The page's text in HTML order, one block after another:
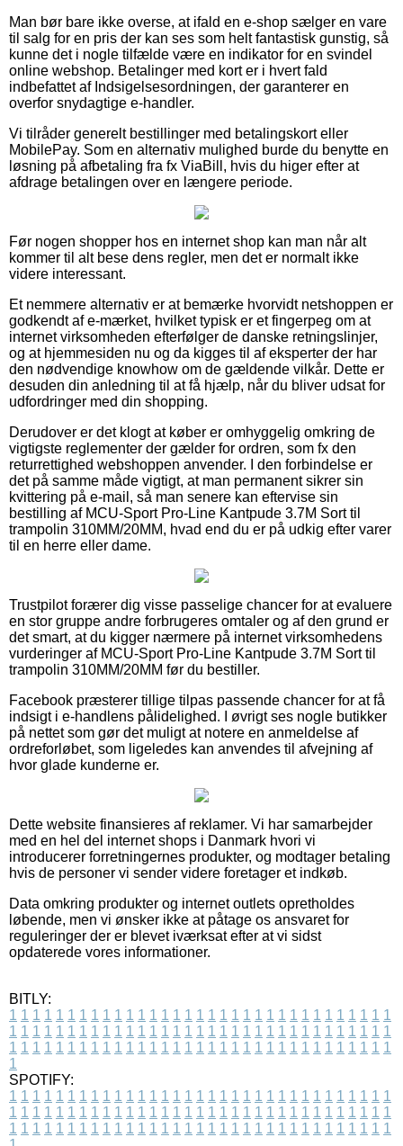
Man bør bare ikke overse, at ifald en e-shop sælger en vare
til salg for en pris der kan ses som helt fantastisk gunstig, så
kunne det i nogle tilfælde være en indikator for en svindel
online webshop. Betalinger med kort er i hvert fald
indbefattet af Indsigelsesordningen, der garanterer en
overfor snydagtige e-handler.
Vi tilråder generelt bestillinger med betalingskort eller
MobilePay. Som en alternativ mulighed burde du benytte en
løsning på afbetaling fra fx ViaBill, hvis du higer efter at
afdrage betalingen over en længere periode.
Før nogen shopper hos en internet shop kan man når alt
kommer til alt bese dens regler, men det er normalt ikke
videre interessant.
Et nemmere alternativ er at bemærke hvorvidt netshoppen er
godkendt af e-mærket, hvilket typisk er et fingerpeg om at
internet virksomheden efterfølger de danske retningslinjer,
og at hjemmesiden nu og da kigges til af eksperter der har
den nødvendige knowhow om de gældende vilkår. Dette er
desuden din anledning til at få hjælp, når du bliver udsat for
udfordringer med din shopping.
Derudover er det klogt at køber er omhyggelig omkring de
vigtigste reglementer der gælder for ordren, som fx den
returrettighed webshoppen anvender. I den forbindelse er
det på samme måde vigtigt, at man permanent sikrer sin
kvittering på e-mail, så man senere kan eftervise sin
bestilling af MCU-Sport Pro-Line Kantpude 3.7M Sort til
trampolin 310MM/20MM, hvad end du er på udkig efter varer
til en herre eller dame.
Trustpilot forærer dig visse passelige chancer for at evaluere
en stor gruppe andre forbrugeres omtaler og af den grund er
det smart, at du kigger nærmere på internet virksomhedens
vurderinger af MCU-Sport Pro-Line Kantpude 3.7M Sort til
trampolin 310MM/20MM før du bestiller.
Facebook præsterer tillige tilpas passende chancer for at få
indsigt i e-handlens pålidelighed. I øvrigt ses nogle butikker
på nettet som gør det muligt at notere en anmeldelse af
ordreforløbet, som ligeledes kan anvendes til afvejning af
hvor glade kunderne er.
Dette website finansieres af reklamer. Vi har samarbejder
med en hel del internet shops i Danmark hvori vi
introducerer forretningernes produkter, og modtager betaling
hvis de personer vi sender videre foretager et indkøb.
Data omkring produkter og internet outlets opretholdes
løbende, men vi ønsker ikke at påtage os ansvaret for
reguleringer der er blevet iværksat efter at vi sidst
opdaterede vores informationer.
BITLY:
1 1 1 1 1 1 1 1 1 1 1 1 1 1 1 1 1 1 1 1 1 1 1 1 1 1 1 1 1 1 1 1 1
1 1 1 1 1 1 1 1 1 1 1 1 1 1 1 1 1 1 1 1 1 1 1 1 1 1 1 1 1 1 1 1 1
1 1 1 1 1 1 1 1 1 1 1 1 1 1 1 1 1 1 1 1 1 1 1 1 1 1 1 1 1 1 1 1 1
1
SPOTIFY:
1 1 1 1 1 1 1 1 1 1 1 1 1 1 1 1 1 1 1 1 1 1 1 1 1 1 1 1 1 1 1 1 1
1 1 1 1 1 1 1 1 1 1 1 1 1 1 1 1 1 1 1 1 1 1 1 1 1 1 1 1 1 1 1 1 1
1 1 1 1 1 1 1 1 1 1 1 1 1 1 1 1 1 1 1 1 1 1 1 1 1 1 1 1 1 1 1 1 1